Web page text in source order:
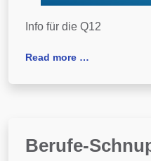
Info für die Q12
Read more …
Berufe-